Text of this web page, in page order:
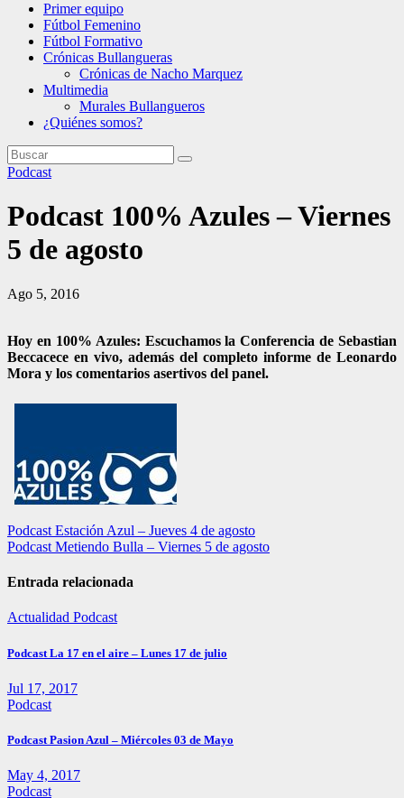
Primer equipo
Fútbol Femenino
Fútbol Formativo
Crónicas Bullangueras
Crónicas de Nacho Marquez
Multimedia
Murales Bullangueros
¿Quiénes somos?
Podcast
Podcast 100% Azules – Viernes
5 de agosto
Ago 5, 2016
Hoy en 100% Azules: Escuchamos la Conferencia de Sebastian
Beccacece en vivo, además del completo informe de Leonardo
Mora y los comentarios asertivos del panel.
Navegación
de
entradas
Podcast Estación Azul – Jueves 4 de agosto
Podcast Metiendo Bulla – Viernes 5 de agosto
Entrada relacionada
Actualidad Podcast
Podcast La 17 en el aire – Lunes 17 de julio
Jul 17, 2017
Podcast
Podcast Pasion Azul – Miércoles 03 de Mayo
May 4, 2017
Podcast